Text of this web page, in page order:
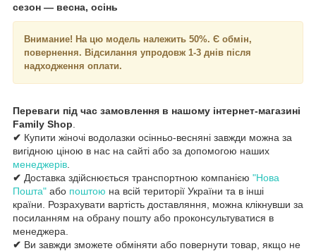
сезон — весна, осінь
Внимание! На цю модель належить 50%. Є обмін,
повернення. Відсилання упродовж 1-3 днів після
надходження оплати.
Переваги під час замовлення в нашому інтернет-магазині
Family Shop
✔ Купити жіночі водолазки осінньо-весняні завжди можна за
вигідною ціною в нас на сайті або за допомогою наших
менеджерів
✔ Доставка здійснюється транспортною компанією "Нова
Пошта" або поштою на всій території України та в інші
країни. Розрахувати вартість доставляння, можна клікнувши за
посиланням на обрану пошту або проконсультуватися в
менеджера.
✔ Ви завжди зможете обміняти або повернути товар, якщо не